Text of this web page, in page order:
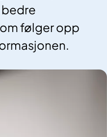
følger opp